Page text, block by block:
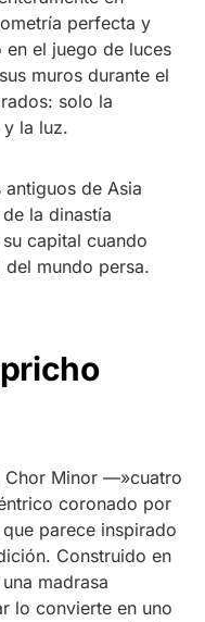
perfecta y
en el juego de luces
muros durante el
solo la
la luz.
de Asia
la dinastía
capital cuando
mundo persa.
Minor —»cuatro
coronado por
parece inspirado
Construido en
madrasa
lo convierte en uno